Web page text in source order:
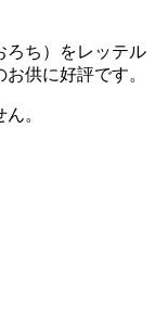
ろち）をレッテル
供に好評です。
。